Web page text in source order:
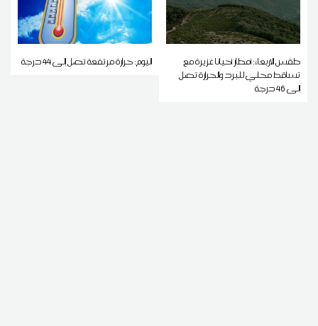
طقس الاربعاء: أمطار أحيانا غزيرة مع
تساقط محلي للبرد والحرارة تصل
إلى 46 درجة
اليوم: حرارة مرتفعة تصل إلى 44 درجة